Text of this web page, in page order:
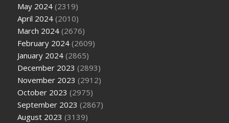
May 2024 (2319)
April 2024 (2010)
March 2024 (2676)
February 2024 (2609)
January 2024 (2865)
December 2023 (2893)
November 2023 (2912)
October 2023 (2975)
September 2023 (2867)
August 2023 (3139)